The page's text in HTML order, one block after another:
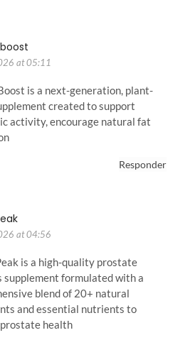
at 05:11
is a next-generation, plant-
created to support
activity, encourage natural fat
Responder
at 04:56
is a high-quality prostate
supplement formulated with a
blend of 20+ natural
and essential nutrients to
health